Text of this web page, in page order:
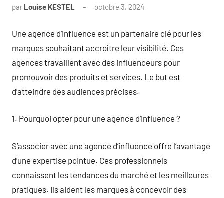
par Louise KESTEL octobre 3, 2024
Une agence d’influence est un partenaire clé pour les
marques souhaitant accroître leur visibilité. Ces
agences travaillent avec des influenceurs pour
promouvoir des produits et services. Le but est
d’atteindre des audiences précises.
1. Pourquoi opter pour une agence d’influence ?
S’associer avec une agence d’influence offre l’avantage
d’une expertise pointue. Ces professionnels
connaissent les tendances du marché et les meilleures
pratiques. Ils aident les marques à concevoir des